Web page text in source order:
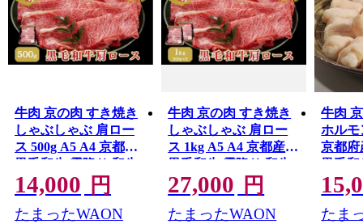
牛肉 京の肉 すき焼き
しゃぶしゃぶ 肩ロー
ス 500g A5 A4 京都産
黒毛和牛 霜降り 和牛
真空パック すき焼肉
すき焼き肉 すきやき
しゃぶしゃぶ肉 お肉
14,000 円
たまったWAON
牛肉 京の肉 すき焼き
しゃぶしゃぶ 肩ロー
ス 1kg A5 A4 京都産
黒毛和牛 霜降り 和牛
小分け 真空パック す
き焼肉 すき焼き肉 す
きやき しゃぶしゃぶ
27,000 円
たまったWAON
牛肉
ホルモ
京都府
黒毛和
たま